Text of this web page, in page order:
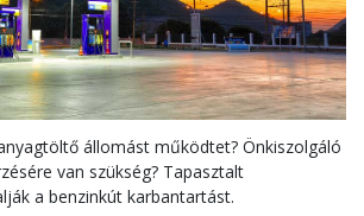
állomást működtet? Önkiszolgáló
van szükség? Tapasztalt
a benzinkút karbantartást.